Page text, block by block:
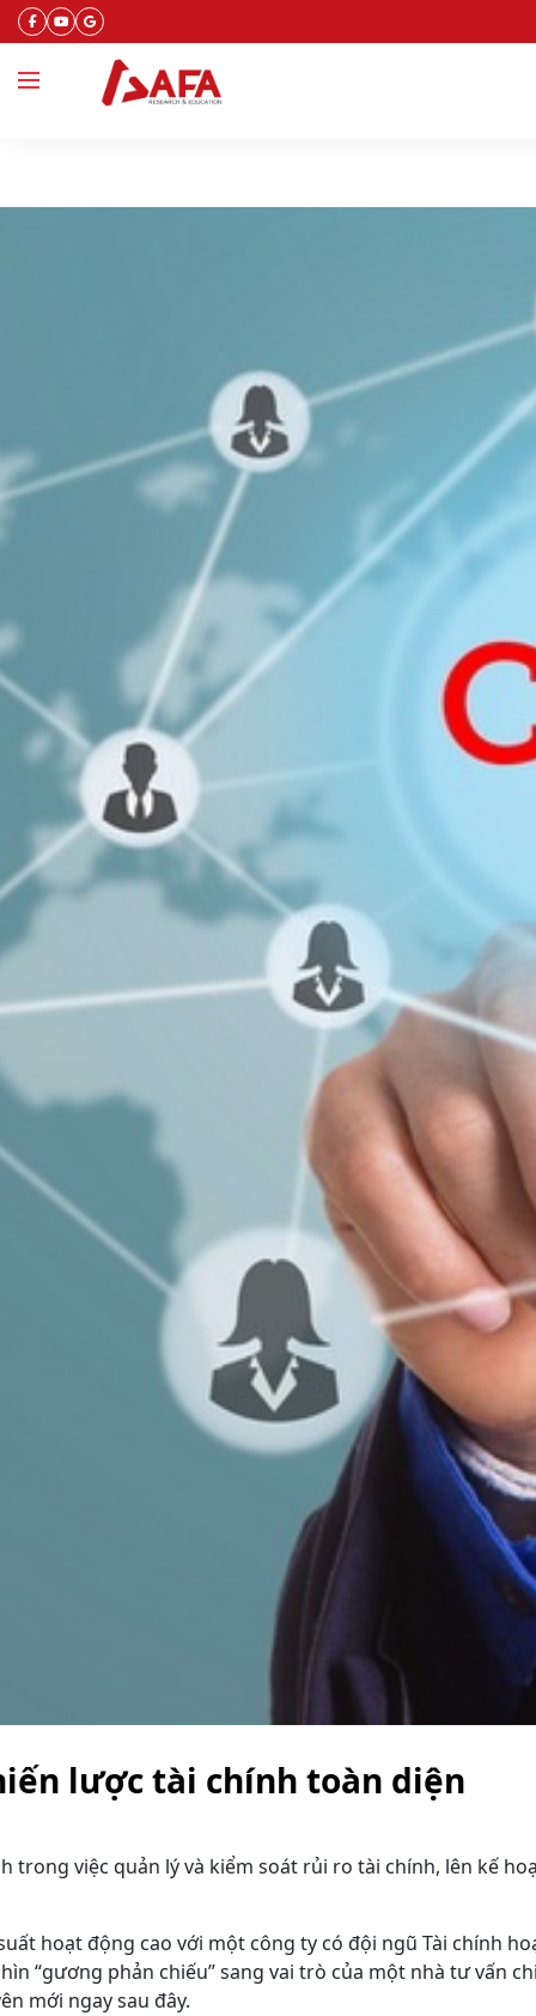
lược tài chính toàn diện
việc quản lý và kiểm soát rủi ro tài chính, lên kế
hoạt động cao với một công ty có đội ngũ Tài chính
“gương phản chiếu” sang vai trò của một nhà tư
mới ngay sau đây.